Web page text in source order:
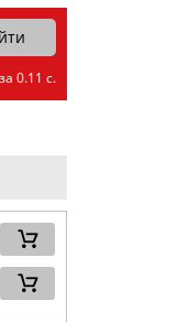
0.11 с.